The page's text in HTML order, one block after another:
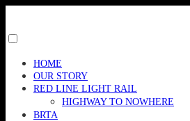
content
menu
visibility.
HOME
OUR STORY
RED LINE LIGHT RAIL
HIGHWAY TO NOWHERE
BRTA